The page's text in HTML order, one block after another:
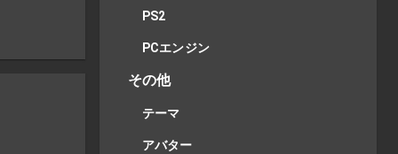
PS2
PCエンジン
その他
テーマ
アバター